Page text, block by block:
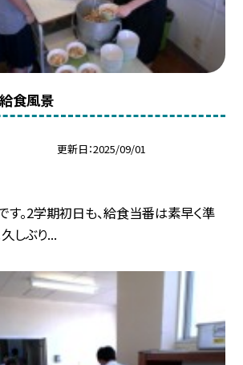
食風景
更新日 2025/09/01
。2学期初日も、給食当番は素早く準
しぶり...